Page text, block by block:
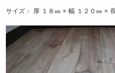
サイズ： 厚 １８㎜ × 幅 １２０㎜ ×